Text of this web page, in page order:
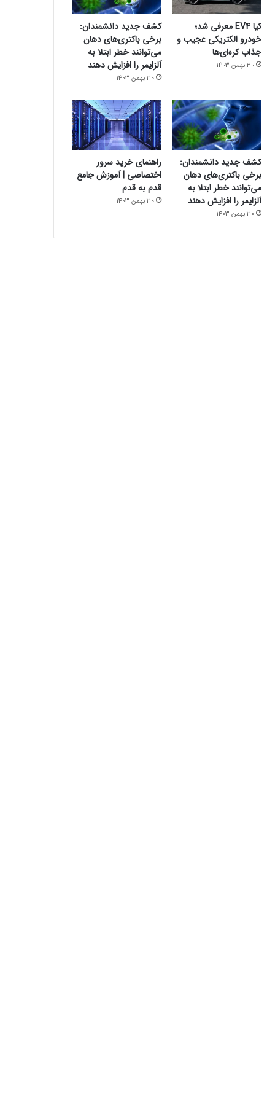
کیا EV4 معرفی شد؛
خودرو الکتریکی عجیب و
جذاب کره‌ای‌ها
30 بهمن 1403
کشف جدید دانشمندان:
برخی باکتری‌های دهان
می‌توانند خطر ابتلا به
آلزایمر را افزایش دهند
30 بهمن 1403
کشف جدید دانشمندان:
برخی باکتری‌های دهان
می‌توانند خطر ابتلا به
آلزایمر را افزایش دهند
30 بهمن 1403
راهنمای خرید سرور
اختصاصی | آموزش جامع
قدم به قدم
30 بهمن 1403